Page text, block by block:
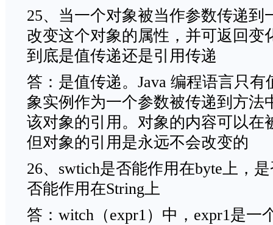
25、当一个对象被当作参数传递到
改变这个对象的属性，并可返回变
到底是值传递还是引用传递
答：是值传递。Java 编程语言只
象实例作为一个参数被传递到方法
该对象的引用。对象的内容可以在
但对象的引用是永远不会改变的
26、swtich是否能作用在byte上，
否能作用在String上
答：witch（expr1）中，expr1是一